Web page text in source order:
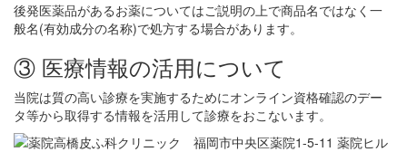
後発医薬品があるお薬についてはご説明の上で商品名ではなく一
般名(有効成分の名称)で処方する場合があります。
③ 医療情報の活用について
当院は質の高い診療を実施するためにオンライン資格確認のデー
タ等から取得する情報を活用して診療をおこないます。